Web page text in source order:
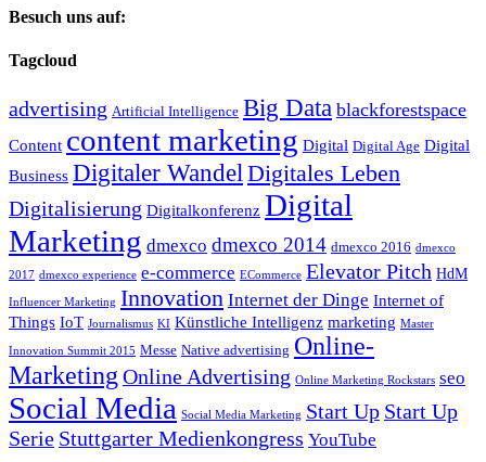
Besuch uns auf:
Tagcloud
advertising Artificial Intelligence Big Data blackforestspace
Content content marketing Digital Digital Age Digital
Business Digitaler Wandel Digitales Leben
Digitalisierung Digitalkonferenz Digital
Marketing dmexco dmexco 2014 dmexco 2016 dmexco
2017 dmexco experience e-commerce ECommerce Elevator Pitch HdM
Influencer Marketing Innovation Internet der Dinge Internet of
Things IoT Journalismus KI Künstliche Intelligenz marketing Master
Innovation Summit 2015 Messe Native advertising Online-
Marketing Online Advertising Online Marketing Rockstars seo
Social Media Social Media Marketing Start Up Start Up
Serie Stuttgarter Medienkongress YouTube